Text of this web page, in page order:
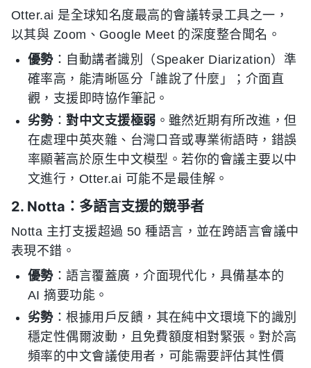
Otter.ai 是全球知名度最高的會議转录工具之一，
以其與 Zoom、Google Meet 的深度整合聞名。
優勢：自動講者識別（Speaker Diarization）準
確率高，能清晰區分「誰說了什麼」；介面直
觀，支援即時協作筆記。
劣勢：對中文支援極弱 。雖然近期有所改進，但
在處理中英夾雜、台灣口音或專業術語時，錯誤
率顯著高於原生中文模型。若你的會議主要以中
文進行，Otter.ai 可能不是最佳解。
2. Notta：多語言支援的競爭者
Notta 主打支援超過 50 種語言，並在跨語言會議中
表現不錯。
優勢：語言覆蓋廣，介面現代化，具備基本的
AI 摘要功能。
劣勢：根據用戶反饋，其在純中文環境下的識別
穩定性偶爾波動，且免費額度相對緊張。對於高
頻率的中文會議使用者，可能需要評估其性價